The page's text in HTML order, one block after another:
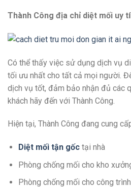
Thành Công địa chỉ diệt mối uy
Có thể thấy việc sử dụng dịch vụ
tối ưu nhất cho tất cả mọi người.
dịch vụ tốt, đảm bảo nhận đủ các
khách hãy đến với Thành Công.
Hiện tại, Thành Công đang cung
Diệt mối tận gốctại nhà
Phòng chống mối cho kho
Phòng chống mối cho công